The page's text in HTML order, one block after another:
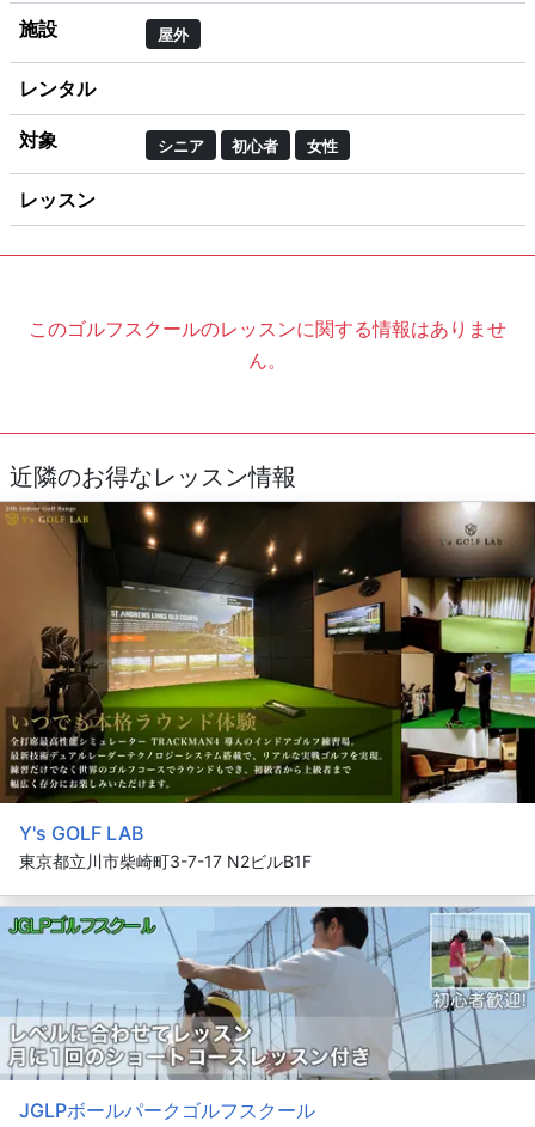
施設 屋外
レンタル
対象 シニア 初心者 女性
レッスン
このゴルフスクールのレッスンに関する情報はありませ
ん。
近隣のお得なレッスン情報
Y's GOLF LAB
東京都立川市柴崎町3-7-17 N2ビルB1F
JGLPボールパークゴルフスクール